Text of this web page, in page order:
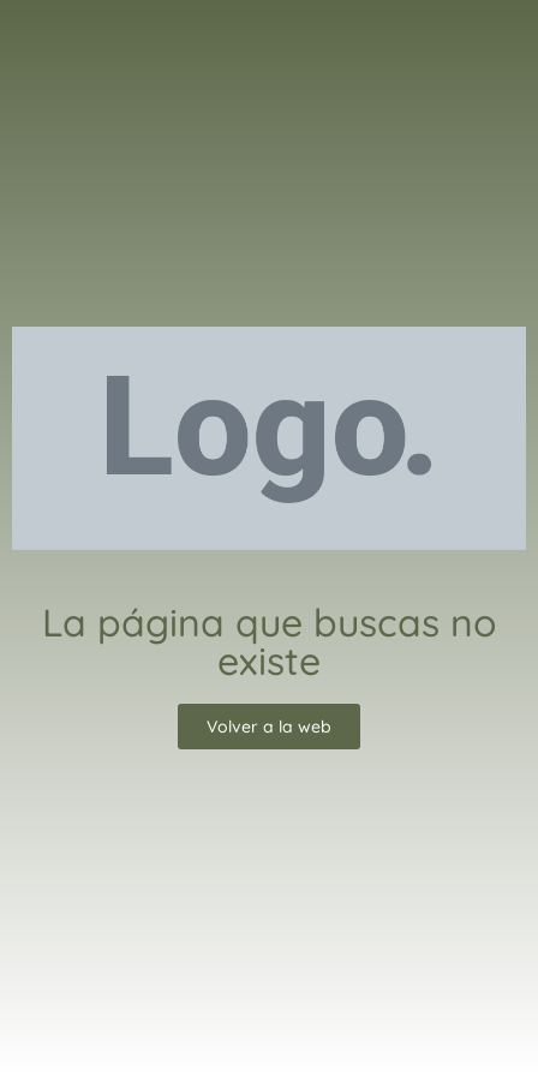
La página que buscas no
existe
Volver a la web